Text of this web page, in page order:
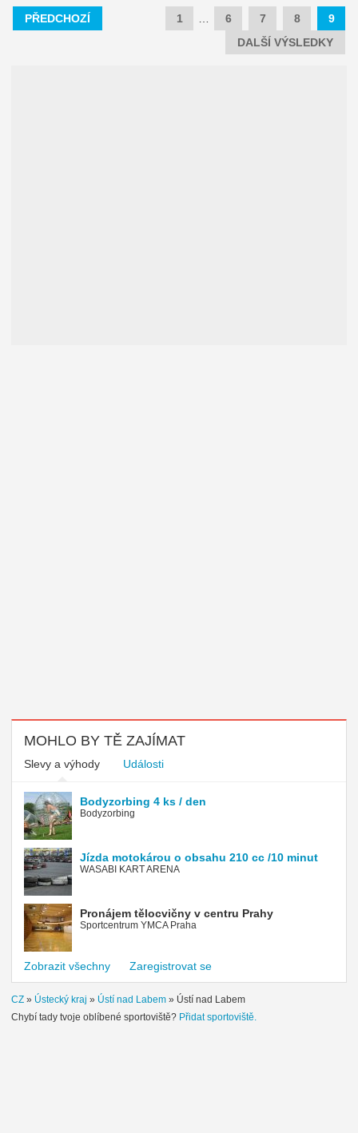
PŘEDCHOZÍ 1 6 7 8
9
DALŠÍ VÝSLEDKY
MOHLO BY TĚ ZAJÍMAT
Slevy a výhody Události
Bodyzorbing 4 ks / den
Bodyzorbing
Jízda motokárou o obsahu 210 cc /10 minut
WASABI KART ARENA
Pronájem tělocvičny v centru Prahy
Sportcentrum YMCA Praha
Zobrazit všechny Zaregistrovat se
CZ » Ústecký kraj » Ústí nad Labem » Ústí nad Labem
Chybí tady tvoje oblíbené sportoviště? Přidat sportoviště.